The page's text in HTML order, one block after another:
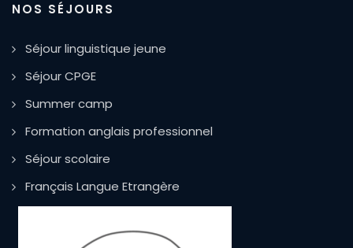
NOS SÉJOURS
Séjour linguistique jeune
Séjour CPGE
Summer camp
Formation anglais professionnel
Séjour scolaire
Français Langue Etrangère